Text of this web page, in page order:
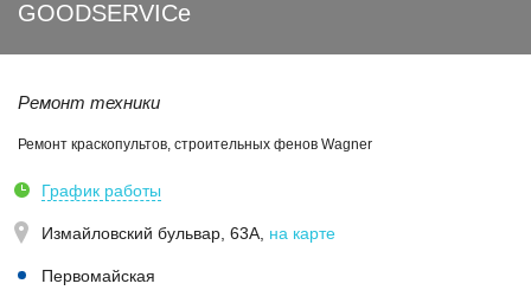
GOODSERVICe
Ремонт техники
Ремонт краскопультов, строительных фенов Wagner
График работы
Измайловский бульвар, 63А на карте
Первомайская